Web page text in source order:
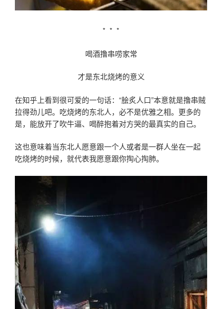
* * *
喝酒撸串唠家常
才是东北烧烤的意义
在知乎上看到很可爱的一句话：“脍炙人口”本意就是撸串贼
拉得劲儿吧。吃烧烤的东北人，必不是优雅之相。更多的
是，能放开了吹牛逼、喝醉抱着对方哭的最真实的自己。
这也意味着当东北人愿意跟一个人或者是一群人坐在一起
吃烧烤的时候，就代表我愿意跟你掏心掏肺。